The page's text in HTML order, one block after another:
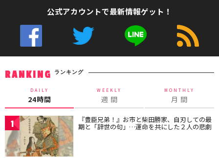
公式アカウントで最新情報ゲット！
RANKING ランキング
DAILY
24時間
WEEKLY
週 間
MONTHLY
月 間
1 『豊臣兄弟！』お市と柴田勝家、自刃しての最
期と「辞世の句」…運命を共にした２人の悲劇